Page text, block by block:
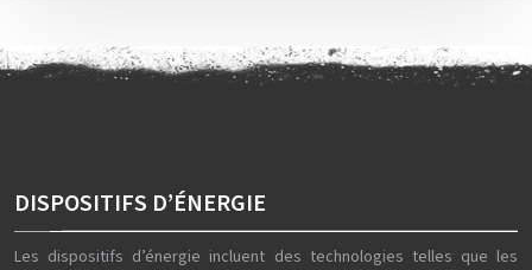
DISPOSITIFS D’ÉNERGIE
Les dispositifs d’énergie incluent des technologies telles que les